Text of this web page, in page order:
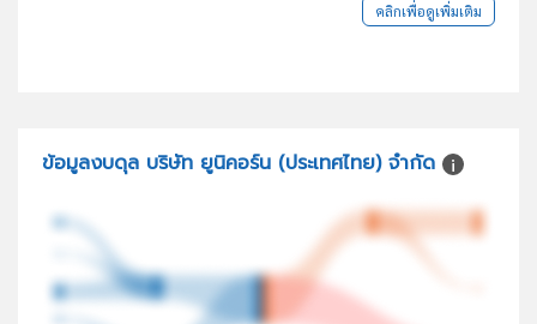
คลิกเพื่อดูเพิ่มเติม
ข้อมูลงบดุล บริษัท ยูนิคอร์น (ประเทศไทย) จำกัด